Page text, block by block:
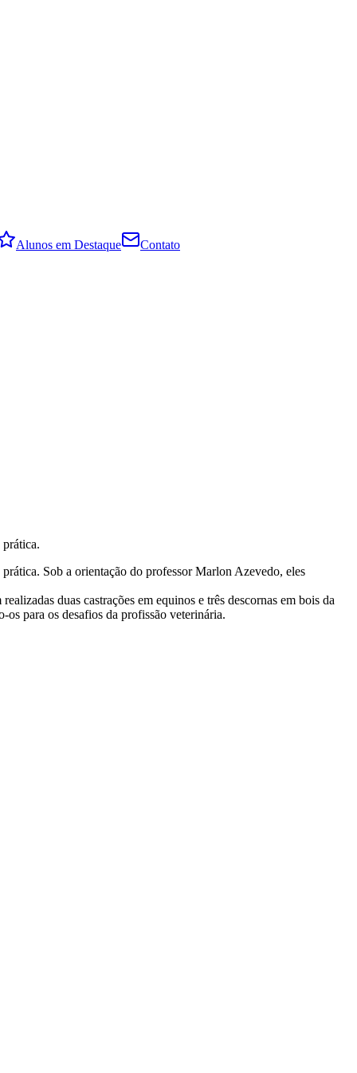
Alunos em Destaque Contato
Sob a orientação do professor Marlon Azevedo, eles
duas castrações em equinos e três descornas em bois da
para os desafios da profissão veterinária.